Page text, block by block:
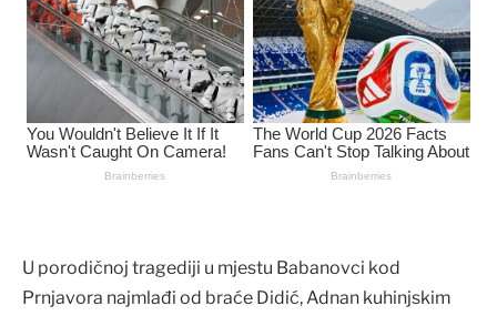
U porodičnoj tragediji u mjestu Babanovci kod
Prnjavora najmlađi od braće Didić, Adnan kuhinjskim